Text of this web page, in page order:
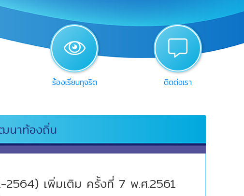
view
ร้องเรียนทุจริต
chat
ติดต่อเรา
นาท้องถิ่น
เพิ่มเติม ครั้งที่ 7 พ.ศ.2561